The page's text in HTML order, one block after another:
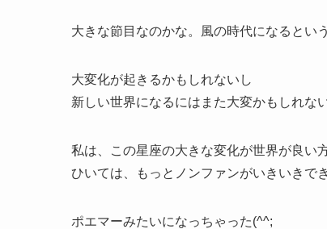
大きな節目なのかな。風の時代になるとい
大変化が起きるかもしれないし
新しい世界になるにはまた大変かもしれない
私は、この星座の大きな変化が世界が良い
ひいては、もっとノンファンがいきいきで
ポエマーみたいになっちゃった(^^;